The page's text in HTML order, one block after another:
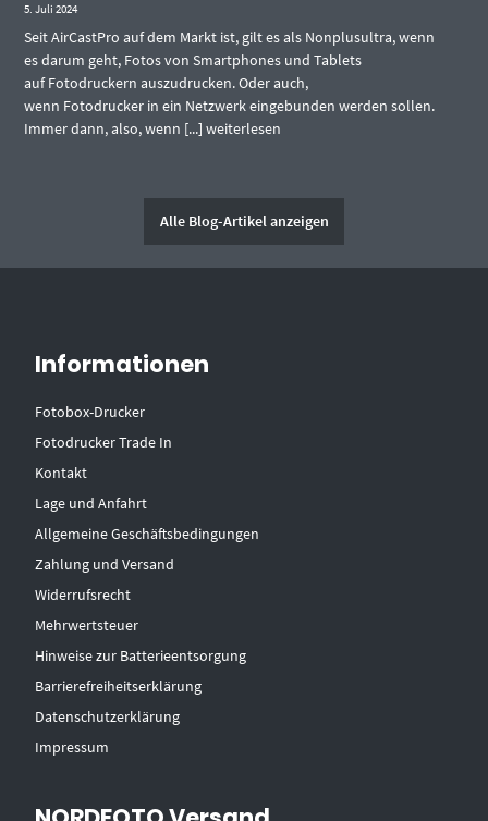
5. Juli 2024
Seit AirCastPro auf dem Markt ist, gilt es als Nonplusultra, wenn
es darum geht, Fotos von Smartphones und Tablets
auf Fotodruckern auszudrucken. Oder auch,
wenn Fotodrucker in ein Netzwerk eingebunden werden sollen.
Immer dann, also, wenn [...]weiterlesen
Alle Blog-Artikel anzeigen
Informationen
Fotobox-Drucker
Fotodrucker Trade In
Kontakt
Lage und Anfahrt
Allgemeine Geschäftsbedingungen
Zahlung und Versand
Widerrufsrecht
Mehrwertsteuer
Hinweise zur Batterieentsorgung
Barrierefreiheitserklärung
Datenschutzerklärung
Impressum